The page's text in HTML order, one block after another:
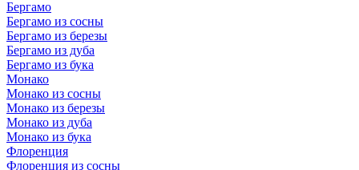
Бергамо
Бергамо из сосны
Бергамо из березы
Бергамо из дуба
Бергамо из бука
Монако
Монако из сосны
Монако из березы
Монако из дуба
Монако из бука
Флоренция
Флоренция из сосны